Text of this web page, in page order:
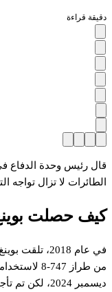
دقيقة قراءة
قال رئيس وحدة الدفاع
الطائرات لا تزال تواجه
كيف حصلت
من طراز